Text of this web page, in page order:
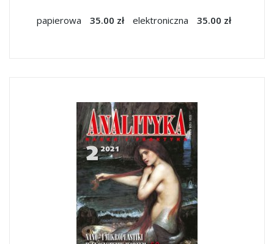
papierowa 35.00 zł elektroniczna 35.00 zł